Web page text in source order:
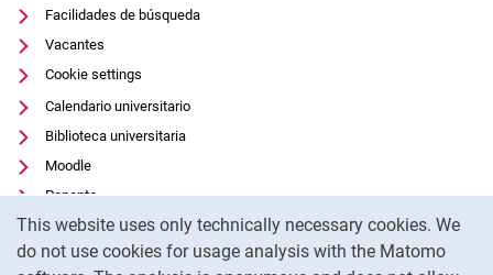
This website uses only technically necessary cookies. We
do not use cookies for usage analysis with the Matomo
Facilidades de búsqueda
Vacantes
Cookie settings
Calendario universitario
Biblioteca universitaria
Moodle
Panopto
Protección de datos
Accesibilidad